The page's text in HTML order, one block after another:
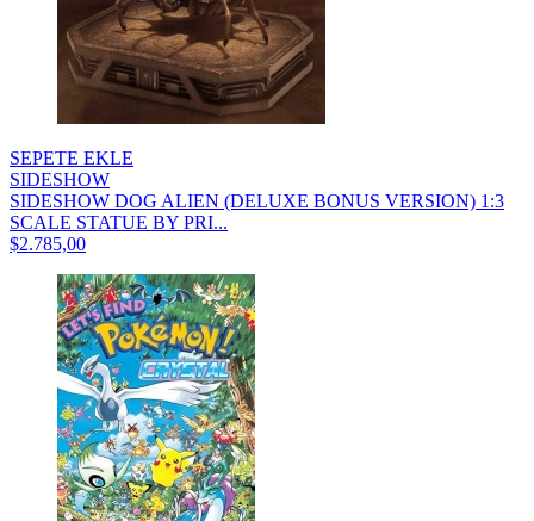
SEPETE EKLE
SIDESHOW
SIDESHOW DOG ALIEN (DELUXE BONUS VERSION) 1:3
SCALE STATUE BY PRI...
$2.785,00